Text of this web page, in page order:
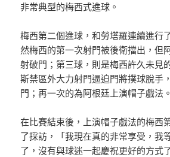
非常典型的梅西式進球。
梅西第二個進球，和勞塔羅連續進行
然梅西的第一次射門被後衛擋出，但
射破門；第三球，則是梅西許久未見
斯禁區外大力射門逼迫門將撲球脫手
門；再一次的為阿根廷上演帽子戲法。
在比賽結束後，上演帽子戲法的梅西
了採訪，「我現在真的非常享受，我
了，沒有與球迷一起慶祝更好的方式